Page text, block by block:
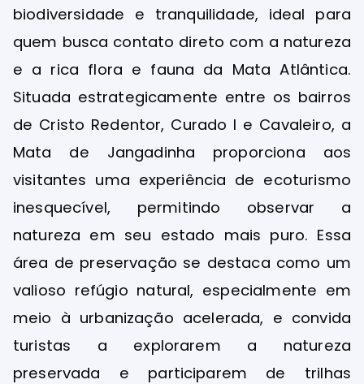
biodiversidade e tranquilidade, ideal para
quem busca contato direto com a natureza
e a rica flora e fauna da Mata Atlântica.
Situada estrategicamente entre os bairros
de Cristo Redentor, Curado I e Cavaleiro, a
Mata de Jangadinha proporciona aos
visitantes uma experiência de ecoturismo
inesquecível, permitindo observar a
natureza em seu estado mais puro. Essa
área de preservação se destaca como um
valioso refúgio natural, especialmente em
meio à urbanização acelerada, e convida
turistas a explorarem a natureza
preservada e participarem de trilhas